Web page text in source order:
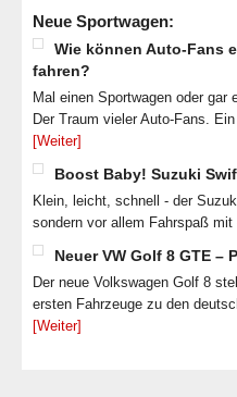
Neue Sportwagen:
Wie können Auto-Fans
fahren?
Mal einen Sportwagen oder gar
Der Traum vieler Auto-Fans.
[Weiter]
Boost Baby! Suzuki
Klein, leicht, schnell - der
sondern vor allem Fahrspaß
Neuer VW Golf 8 GTE –
Der neue Volkswagen Golf 8
ersten Fahrzeuge zu den
[Weiter]